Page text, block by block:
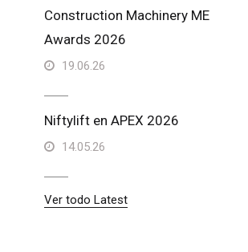
Construction Machinery ME
Awards 2026
19.06.26
Niftylift en APEX 2026
14.05.26
Ver todo Latest